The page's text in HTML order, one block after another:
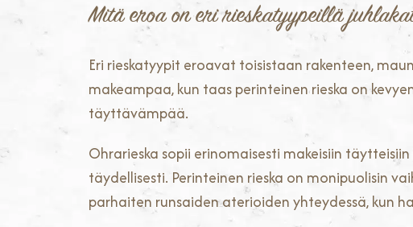
Mitä eroa on eri rieskatyypeillä
Eri rieskatyypit eroavat toisistaan rakenteen,
makeampaa, kun taas perinteinen rieska on
täyttävämpää.
Ohrarieska sopii erinomaisesti makeisiin
täydellisesti. Perinteinen rieska on monipuolisin
parhaiten runsaiden aterioiden yhteydessä, kun